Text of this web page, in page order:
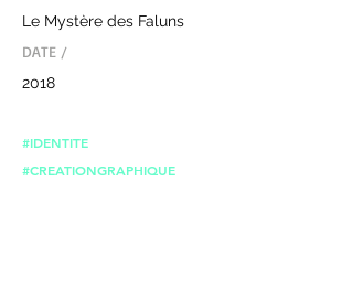
Le Mystère des Faluns
DATE /
2018
#IDENTITE
#CREATIONGRAPHIQUE